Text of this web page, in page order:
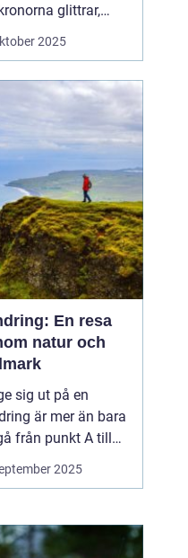
glittrar,
ligger i
hörn. Casinon
en unik
av
sociala
2025
En resa
natur och
sig ut på en
är mer än bara
från punkt A till
B. Det är en
som utmanar
som man får
att komma i
2025